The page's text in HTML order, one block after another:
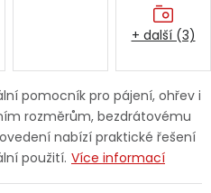
pomocník pro pájení, ohřev i
rozměrům, bezdrátovému
nabízí praktické řešení
použití. Více informací
+ další (3)